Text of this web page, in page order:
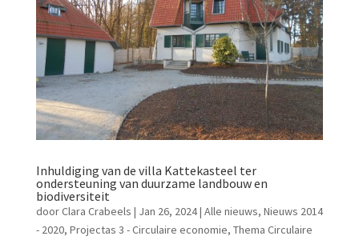
Inhuldiging van de villa Kattekasteel ter
ondersteuning van duurzame landbouw en
biodiversiteit
doorClara Crabeels | Jan 26, 2024| Alle nieuws, Nieuws 2014
- 2020, Projectas 3 - Circulaire economie, Thema Circulaire